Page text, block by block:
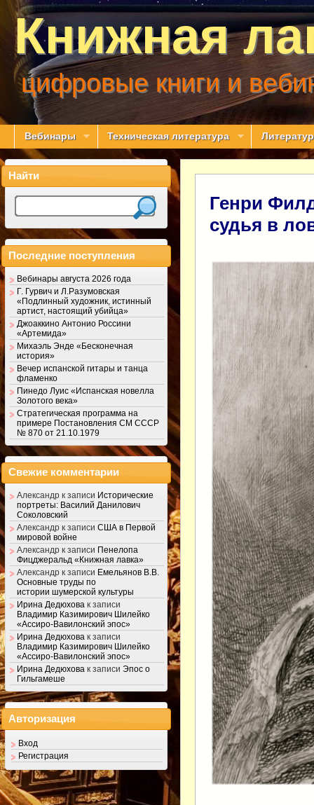
Книжная
цифровые книги и
Вебинары Техническая литература
Генри
судья в
Найти
Последние поступления
Вебинары августа 2026 года
Г. Гурвич и Л.Разумовская
«Подлинный художник, истинный
артист, настоящий убийца»
Джоаккино Антонио Россини
«Артемида»
Михаэль Энде «Бесконечная
история»
Вечер испанской гитары и танца
фламенко
Пинедо Луис «Испанская новелла
Золотого века»
Стратегическая программа на
примере Постановления СМ СССР
№ 870 от 21.10.1979
Свежие комментарии
Александр к записи Исторические
портреты: Василий Данилович
Соколовский
Александр к записи США в Первой
мировой войне
Александр к записи Пенелопа
Фицджеральд «Книжная лавка»
Александр к записи Емельянов В.В.
Основные труды по
истории шумерской культуры
Ирина Дедюхова к записи
Владимир Казимирович Шилейко
«Ассиро-Вавилонский эпос»
Ирина Дедюхова к записи
Владимир Казимирович Шилейко
«Ассиро-Вавилонский эпос»
Ирина Дедюхова к записи Эпос о
Гильгамеше
Авторизация
Вход
Регистрация